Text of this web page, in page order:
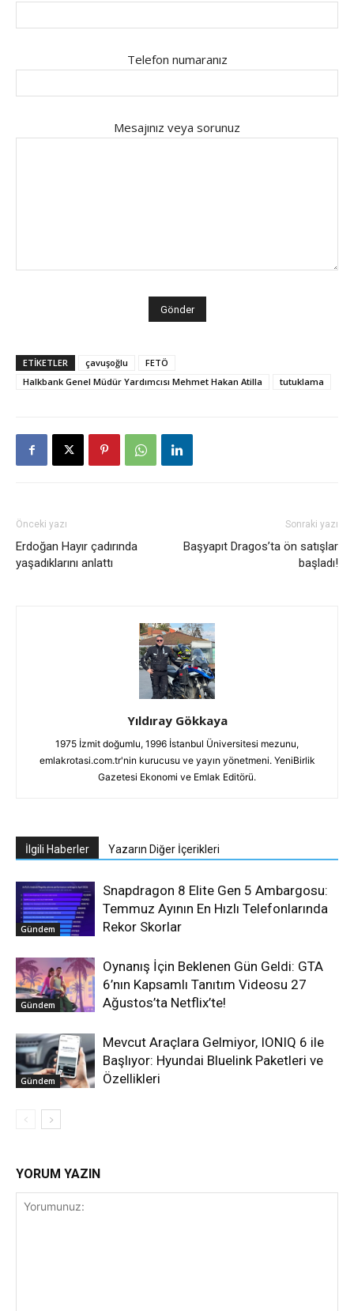
Telefon numaranız
Mesajınız veya sorunuz
ETİKETLER çavuşoğlu
FETÖ
Halkbank Genel Müdür Yardımcısı Mehmet Hakan Atilla
tutuklama
Önceki yazı
Erdoğan Hayır çadırında
yaşadıklarını anlattı
Sonraki yazı
Başyapıt Dragos’ta ön satışlar
başladı!
Yıldıray Gökkaya
1975 İzmit doğumlu, 1996 İstanbul Üniversitesi mezunu,
emlakrotasi.com.tr'nin kurucusu ve yayın yönetmeni. YeniBirlik
Gazetesi Ekonomi ve Emlak Editörü.
İlgili Haberler Yazarın Diğer İçerikleri
Gündem
Snapdragon 8 Elite Gen 5 Ambargosu:
Temmuz Ayının En Hızlı Telefonlarında
Rekor Skorlar
Gündem
Oynanış İçin Beklenen Gün Geldi: GTA
6’nın Kapsamlı Tanıtım Videosu 27
Ağustos’ta Netflix’te!
Gündem
Mevcut Araçlara Gelmiyor, IONIQ 6 ile
Başlıyor: Hyundai Bluelink Paketleri ve
Özellikleri
YORUM YAZIN